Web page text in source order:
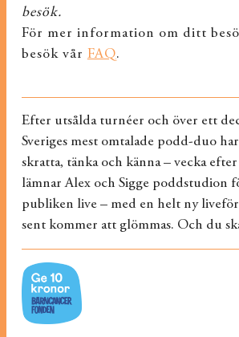
besök.
För mer information om ditt
besök vår FAQ.
Efter utsålda turnéer och över ett
Sveriges mest omtalade podd-duo
skratta, tänka och känna – vecka
lämnar Alex och Sigge poddstudion
publiken live – med en helt ny
sent kommer att glömmas. Och du